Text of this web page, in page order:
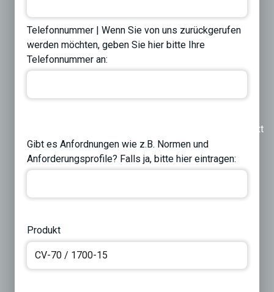
Telefonnummer | Wenn Sie von uns zurückgerufen
werden möchten, geben Sie hier bitte Ihre
Telefonnummer an:
Next
Gibt es Anfordnungen wie z.B. Normen und
Anforderungsprofile? Falls ja, bitte hier eintragen:
Produkt